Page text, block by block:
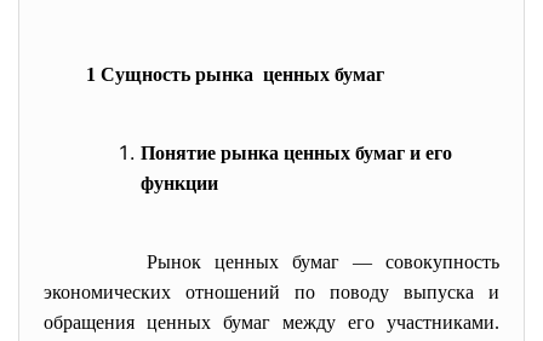
1 Сущность рынка ценных бумаг
Понятие рынка ценных бумаг и его
функции
Рынок ценных бумаг — совокупность
экономических отношений по поводу выпуска и
обращения ценных бумаг между его участниками.